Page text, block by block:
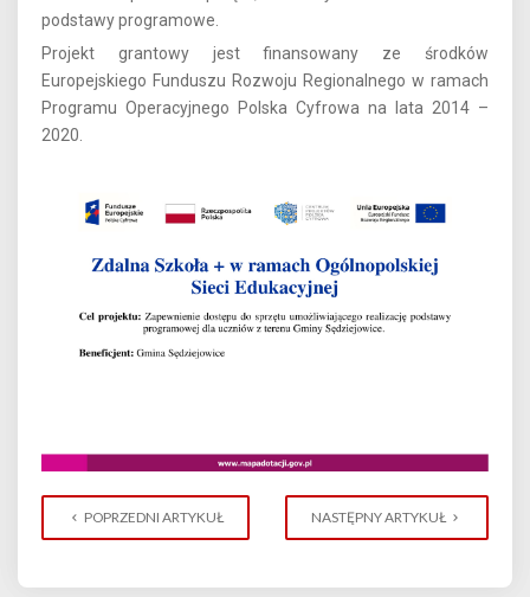
podstawy programowe.
Projekt grantowy jest finansowany ze środków
Europejskiego Funduszu Rozwoju Regionalnego w ramach
Programu Operacyjnego Polska Cyfrowa na lata 2014 –
2020.
POPRZEDNI ARTYKUŁ NASTĘPNY ARTYKUŁ